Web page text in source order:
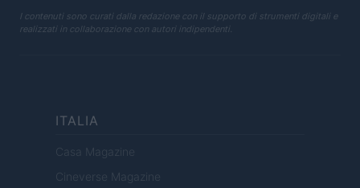
I contenuti sono curati dalla redazione con il supporto di strumenti digitali e
realizzati in collaborazione con autori indipendenti.
ITALIA
Casa Magazine
Cineverse Magazine